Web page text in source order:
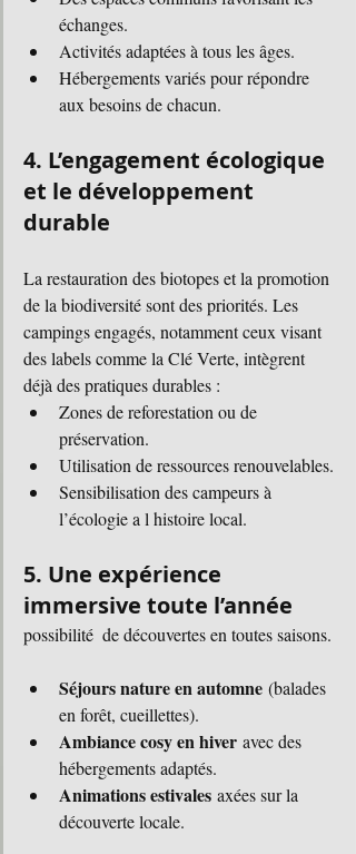
échanges.
Activités adaptées à tous les âges.
Hébergements variés pour répondre
aux besoins de chacun.
4. L’engagement écologique
et le développement
durable
La restauration des biotopes et la promotion
de la biodiversité sont des priorités. Les
campings engagés, notamment ceux visant
des labels comme la Clé Verte, intègrent
déjà des pratiques durables :
Zones de reforestation ou de
préservation.
Utilisation de ressources renouvelables.
Sensibilisation des campeurs à
l’écologie a l histoire local.
5. Une expérience
immersive toute l’année
possibilité  de découvertes en toutes saisons.
Séjours nature en automne (balades
en forêt, cueillettes).
Ambiance cosy en hiver avec des
hébergements adaptés.
Animations estivales axées sur la
découverte locale.